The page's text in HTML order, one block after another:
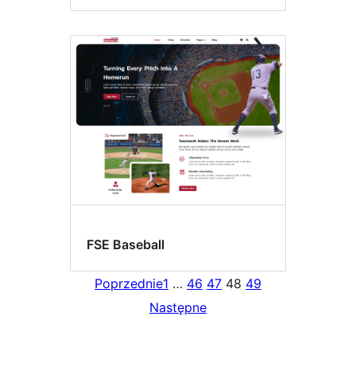
FSE Baseball
Poprzednie1 … 46 47 48 49
Następne